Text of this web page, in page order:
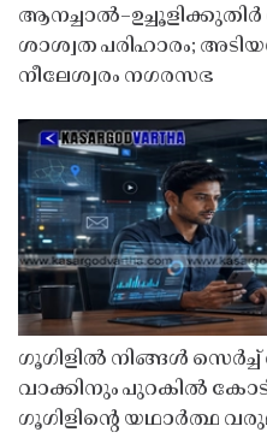
ശാശ്വത പരിഹാരം;
നീലേശ്വരം നഗരസഭ
ഗൂഗിളിൽ നിങ്ങൾ
വാക്കിനും പുറകിൽ
ഗൂഗിളിന്റെ യഥാർത്ഥ